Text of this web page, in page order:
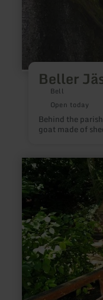
Beller
Bell
Open today
Behind the
goat made of
learn
more
about:
Erftquelle